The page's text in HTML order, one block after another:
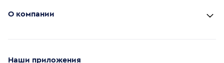
О компании
Наши приложения